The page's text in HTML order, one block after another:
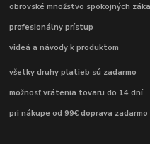
obrovské množstvo spokojných
profesionálny prístup
videá a návody k produktom
všetky druhy platieb sú zadarmo
možnosť vrátenia tovaru do 14 dní
pri nákupe od 99€ doprava zadarmo